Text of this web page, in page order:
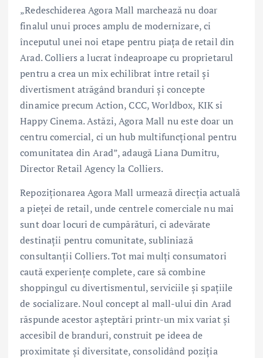
„Redeschiderea Agora Mall marchează nu doar
finalul unui proces amplu de modernizare, ci
începutul unei noi etape pentru piața de retail din
Arad. Colliers a lucrat îndeaproape cu proprietarul
pentru a crea un mix echilibrat între retail și
divertisment atrăgând branduri și concepte
dinamice precum Action, CCC, Worldbox, KIK si
Happy Cinema. Astăzi, Agora Mall nu este doar un
centru comercial, ci un hub multifuncțional pentru
comunitatea din Arad”, adaugă Liana Dumitru,
Director Retail Agency la Colliers.
Repoziționarea Agora Mall urmează direcția actuală
a pieței de retail, unde centrele comerciale nu mai
sunt doar locuri de cumpărături, ci adevărate
destinații pentru comunitate, subliniază
consultanții Colliers. Tot mai mulți consumatori
caută experiențe complete, care să combine
shoppingul cu divertismentul, serviciile și spațiile
de socializare. Noul concept al mall-ului din Arad
răspunde acestor așteptări printr-un mix variat și
accesibil de branduri, construit pe ideea de
proximitate și diversitate, consolidând poziția